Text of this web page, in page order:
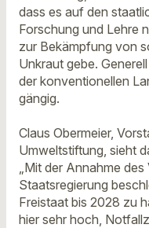
dass es auf den
Forschung und Lehre
zur Bekämpfung von
Unkraut gebe.
der konventionellen
gängig.
Claus Obermeier,
Umweltstiftung, sieht
„Mit der Annahme
Staatsregierung
Freistaat bis 2028 zu
hier sehr hoch,